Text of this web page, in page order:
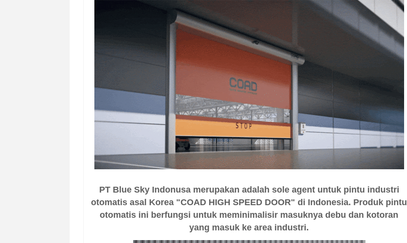
PT Blue Sky Indonusa merupakan adalah sole agent untuk pintu industri
otomatis asal Korea "COAD HIGH SPEED DOOR" di Indonesia. Produk pintu
otomatis ini berfungsi untuk meminimalisir masuknya debu dan kotoran
yang masuk ke area industri.